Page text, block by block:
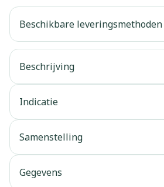
Beschikbare leveringsmethoden
Beschrijving
Indicatie
Samenstelling
Gegevens